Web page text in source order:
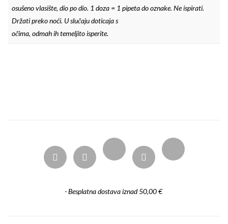
osušeno vlasište, dio po dio. 1 doza = 1 pipeta do oznake. Ne ispirati.
Držati preko noći. U slučaju doticaja s
očima, odmah ih temeljito isperite.
- Besplatna dostava iznad 50,00 €